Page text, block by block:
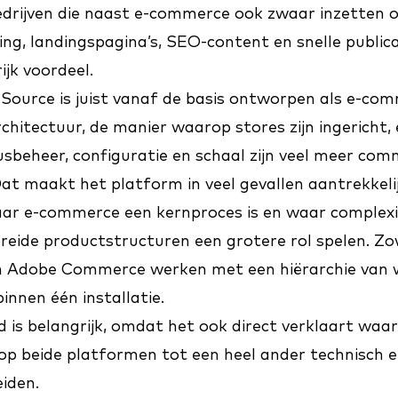
die naast e-commerce ook zwaar inzetten
landingspagina’s, SEO-content en snelle
voordeel.
is juist vanaf de basis ontworpen als e-
de manier waarop stores zijn ingericht,
configuratie en schaal zijn veel meer
maakt het platform in veel gevallen
e-commerce een kernproces is en waar
productstructuren een grotere rol spelen.
Adobe Commerce werken met een hiërarchie van
één installatie.
is belangrijk, omdat het ook direct verklaart
beide platformen tot een heel ander technisch